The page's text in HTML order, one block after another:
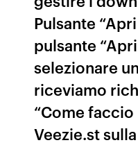
Pulsante
pulsante
selezionare
riceviamo
“Come
Veezie.st